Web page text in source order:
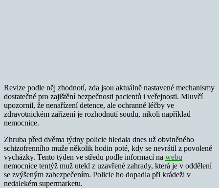
Revize podle něj zhodnotí, zda jsou aktuálně nastavené mechanismy
dostatečné pro zajištění bezpečnosti pacientů i veřejnosti. Mluvčí
upozornil, že nenařízení detence, ale ochranné léčby ve
zdravotnickém zařízení je rozhodnutí soudu, nikoli například
nemocnice.
Zhruba před dvěma týdny policie hledala dnes už obviněného
schizofrenního muže několik hodin poté, kdy se nevrátil z povolené
vycházky. Tento týden ve středu podle informací na webu
nemocnice tentýž muž utekl z uzavřené zahrady, která je v oddělení
se zvýšeným zabezpečením. Policie ho dopadla při krádeži v
nedalekém supermarketu.